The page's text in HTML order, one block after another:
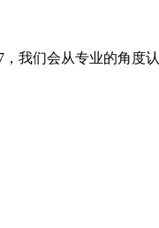
我们会从专业的角